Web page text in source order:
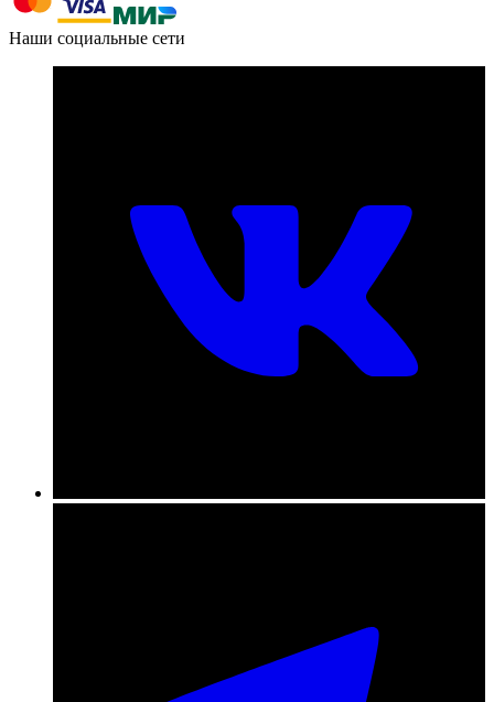
+7 (831) 290-86-98
Наши социальные сети